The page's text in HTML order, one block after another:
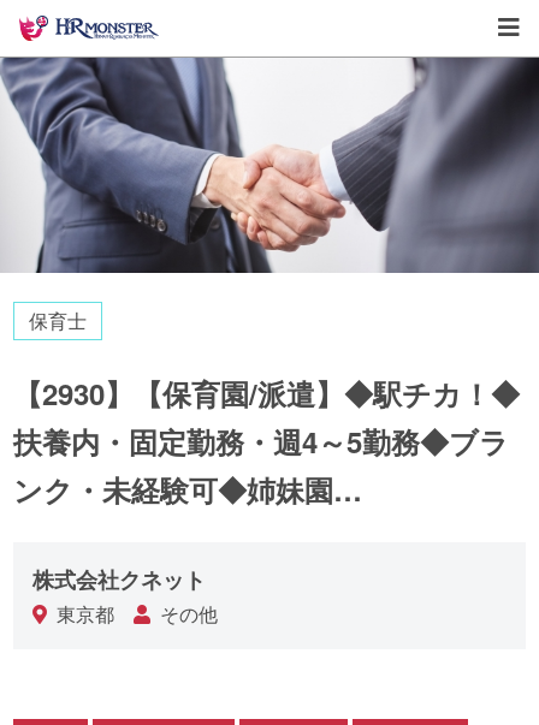
保育士
【2930】【保育園/派遣】◆駅チカ！◆
扶養内・固定勤務・週4～5勤務◆ブラ
ンク・未経験可◆姉妹園…
株式会社クネット
東京都 その他